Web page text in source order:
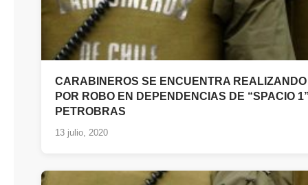
CARABINEROS SE ENCUENTRA
POR ROBO EN DEPENDENCIAS DE “SPACIO
PETROBRAS
13 julio, 2020